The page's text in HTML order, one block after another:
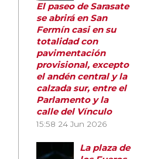
El paseo de Sarasate
se abrirá en San
Fermín casi en su
totalidad con
pavimentación
provisional, excepto
el andén central y la
calzada sur, entre el
Parlamento y la
calle del Vínculo
15:58 24 Jun 2026
La plaza de